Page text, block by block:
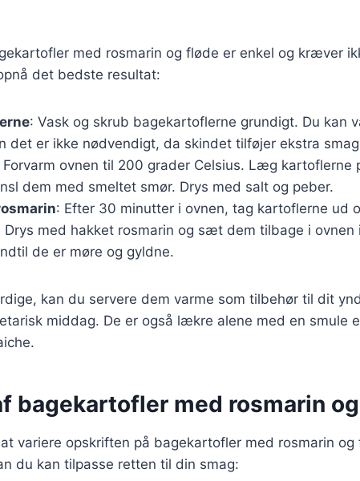
med rosmarin og fløde er enkel og kræver
det bedste resultat:
: Vask og skrub bagekartoflerne grundigt. Du kan
det er ikke nødvendigt, da skindet tilføjer ekstra
Forvarm ovnen til 200 grader Celsius. Læg kartoflerne
dem med smeltet smør. Drys med salt og peber.
: Efter 30 minutter i ovnen, tag kartoflerne ud
med hakket rosmarin og sæt dem tilbage i ovnen
de er møre og gyldne.
kan du servere dem varme som tilbehør til dit
middag. De er også lækre alene med en smule
bagekartofler med rosmarin
variere opskriften på bagekartofler med rosmarin og
du kan tilpasse retten til din smag: